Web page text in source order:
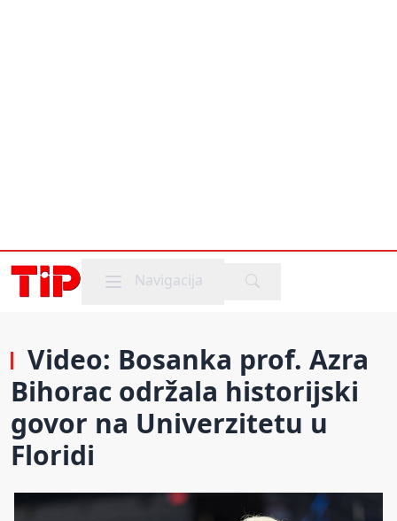
Mobile menu
Navigacija
Video: Bosanka prof. Azra
Bihorac održala historijski
govor na Univerzitetu u
Floridi